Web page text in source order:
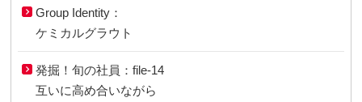
Group Identity：
ケミカルグラウト
発掘！旬の社員：file-14
互いに高め合いながら